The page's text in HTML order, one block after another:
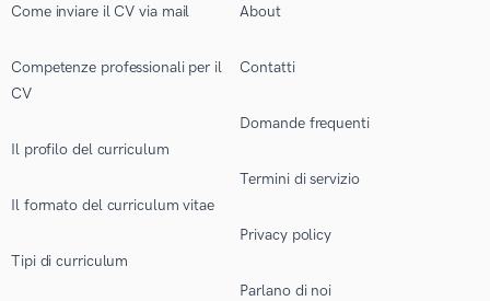
Come inviare il CV via mail
Competenze professionali per il
CV
Il profilo del curriculum
Il formato del curriculum vitae
Tipi di curriculum
About
Contatti
Domande frequenti
Termini di servizio
Privacy policy
Parlano di noi